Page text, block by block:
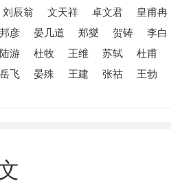
刘辰翁 文天祥 卓文君
皇甫冉
彦 晏几道 郑燮 贺铸
李白
陆游 杜牧 王维 苏轼 杜甫
岳飞 晏殊 王建 张祜 王勃